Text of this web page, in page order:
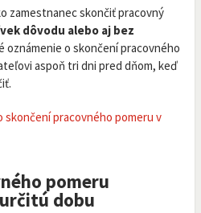
zamestnanec skončiť pracovný
dôvodu alebo aj bez
oznámenie o skončení pracovného
aspoň tri dni pred dňom, keď
skončení pracovného pomeru v
pomeru
dobu